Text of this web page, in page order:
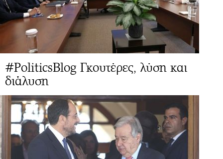
#PoliticsBlog Γκουτέρες, λύση και
διάλυση